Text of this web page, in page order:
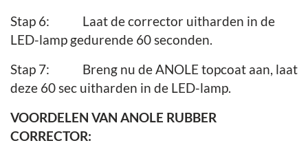
Stap 6: Laat de corrector uitharden in de
LED-lamp gedurende 60 seconden.
Stap 7:
Breng nu de ANOLE topcoat aan, laat
deze 60 sec uitharden in de LED-lamp.
VOORDELEN VAN ANOLE RUBBER
CORRECTOR: